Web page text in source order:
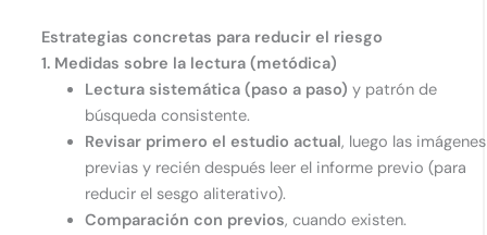
Estrategias concretas para reducir el riesgo
1. Medidas sobre la lectura (metódica)
Lectura sistemática (paso a paso) y patrón de
búsqueda consistente.
Revisar primero el estudio actual, luego las imágenes
previas y recién después leer el informe previo (para
reducir el sesgo aliterativo).
Comparación con previos, cuando existen.